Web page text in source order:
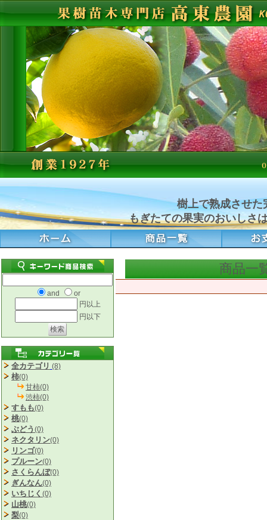
樹上で熟成させた
もぎたての果実のおいしさ
and
or
円以上
円以下
全カテゴリ (8)
柿(0)
甘柿(0)
渋柿(0)
すもも(0)
桃(0)
ぶどう (0)
ネクタリン(0)
リンゴ(0)
プルーン(0)
さくらんぼ(0)
ぎんなん(0)
いちじく (0)
山桃(0)
梨(0)
商品一